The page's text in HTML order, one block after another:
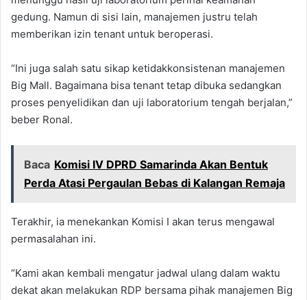
gedung. Namun di sisi lain, manajemen justru telah
memberikan izin tenant untuk beroperasi.
“Ini juga salah satu sikap ketidakkonsistenan manajemen
Big Mall. Bagaimana bisa tenant tetap dibuka sedangkan
proses penyelidikan dan uji laboratorium tengah berjalan,”
beber Ronal.
Baca Komisi IV DPRD Samarinda Akan Bentuk
Perda Atasi Pergaulan Bebas di Kalangan Remaja
Terakhir, ia menekankan Komisi I akan terus mengawal
permasalahan ini.
“Kami akan kembali mengatur jadwal ulang dalam waktu
dekat akan melakukan RDP bersama pihak manajemen Big